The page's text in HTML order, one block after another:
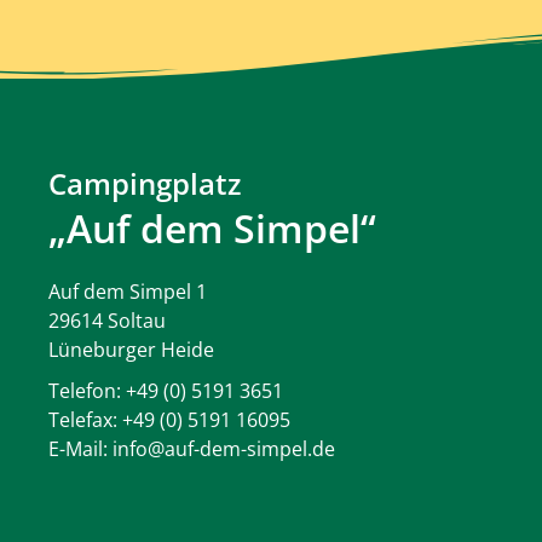
Campingplatz
„Auf dem Simpel“
Auf dem Simpel 1
29614 Soltau
Lüneburger Heide
Telefon: +49 (0) 5191 3651
Telefax: +49 (0) 5191 16095
E-Mail: info@auf-dem-simpel.de